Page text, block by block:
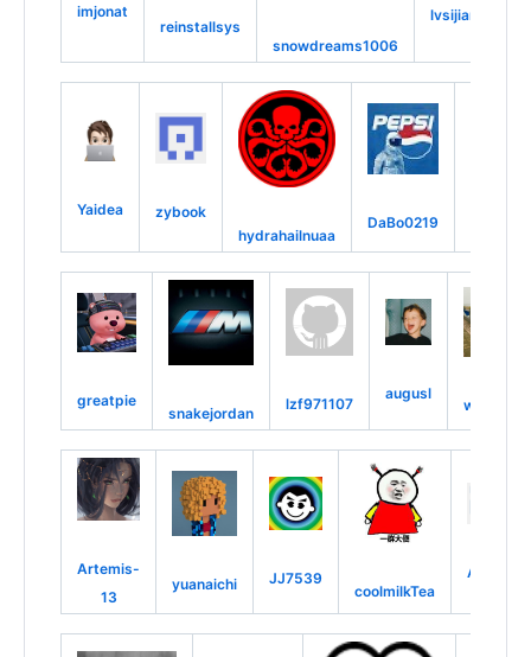
imjonat
reinstallsys
snowdreams1006
lvsijian8
Yaidea
zybook
hydrahailnuaa
DaBo0219
greatpie
snakejordan
lzf971107
augusl
Artemis-
13
yuanaichi JJ7539
coolmilkTea
AhQi7